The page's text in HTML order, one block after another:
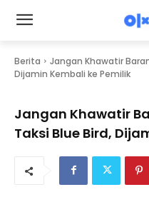
Berita
Jangan Khawatir
Dijamin Kembali ke Pemilik
Jangan Khawatir
Taksi Blue Bird,